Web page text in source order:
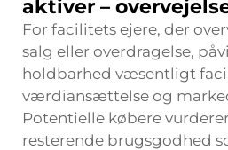
aktiver –
For facilitets ejere, der
salg eller overdragelse,
holdbarhed væsentligt
værdiansættelse og
Potentielle købere
resterende brugsgodhed